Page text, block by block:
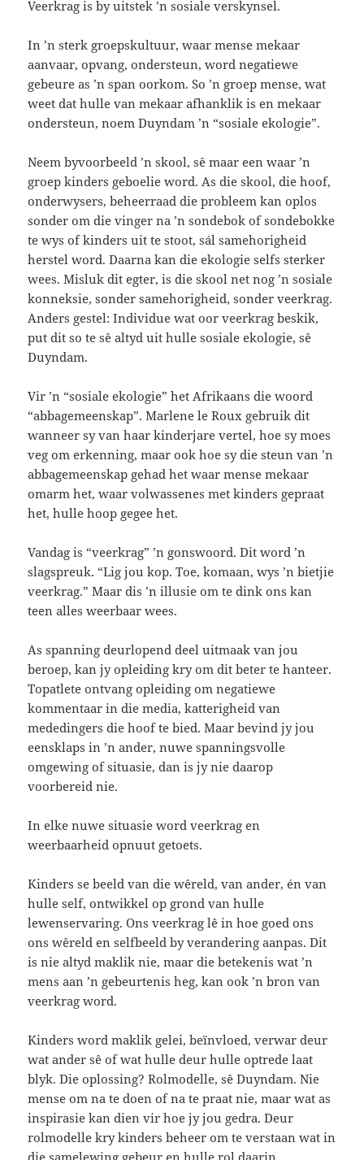
Veerkrag is by uitstek ’n sosiale verskynsel.
In ’n sterk groepskultuur, waar mense mekaar
aanvaar, opvang, ondersteun, word negatiewe
gebeure as ’n span oorkom. So ’n groep mense, wat
weet dat hulle van mekaar afhanklik is en mekaar
ondersteun, noem Duyndam ’n “sosiale ekologie”.
Neem byvoorbeeld ’n skool, sê maar een waar ’n
groep kinders geboelie word. As die skool, die hoof,
onderwysers, beheerraad die probleem kan oplos
sonder om die vinger na ’n sondebok of sondebokke
te wys of kinders uit te stoot, sál samehorigheid
herstel word. Daarna kan die ekologie selfs sterker
wees. Misluk dit egter, is die skool net nog ’n sosiale
konneksie, sonder samehorigheid, sonder veerkrag.
Anders gestel: Individue wat oor veerkrag beskik,
put dit so te sê altyd uit hulle sosiale ekologie, sê
Duyndam.
Vir ’n “sosiale ekologie” het Afrikaans die woord
“abbagemeenskap”. Marlene le Roux gebruik dit
wanneer sy van haar kinderjare vertel, hoe sy moes
veg om erkenning, maar ook hoe sy die steun van ’n
abbagemeenskap gehad het waar mense mekaar
omarm het, waar volwassenes met kinders gepraat
het, hulle hoop gegee het.
Vandag is “veerkrag” ’n gonswoord. Dit word ’n
slagspreuk. “Lig jou kop. Toe, komaan, wys ’n bietjie
veerkrag.” Maar dis ’n illusie om te dink ons kan
teen alles weerbaar wees.
As spanning deurlopend deel uitmaak van jou
beroep, kan jy opleiding kry om dit beter te hanteer.
Topatlete ontvang opleiding om negatiewe
kommentaar in die media, katterigheid van
mededingers die hoof te bied. Maar bevind jy jou
eensklaps in ’n ander, nuwe spanningsvolle
omgewing of situasie, dan is jy nie daarop
voorbereid nie.
In elke nuwe situasie word veerkrag en
weerbaarheid opnuut getoets.
Kinders se beeld van die wêreld, van ander, én van
hulle self, ontwikkel op grond van hulle
lewenservaring. Ons veerkrag lê in hoe goed ons
ons wêreld en selfbeeld by verandering aanpas. Dit
is nie altyd maklik nie, maar die betekenis wat ’n
mens aan ’n gebeurtenis heg, kan ook ’n bron van
veerkrag word.
Kinders word maklik gelei, beïnvloed, verwar deur
wat ander sê of wat hulle deur hulle optrede laat
blyk. Die oplossing? Rolmodelle, sê Duyndam. Nie
mense om na te doen of na te praat nie, maar wat as
inspirasie kan dien vir hoe jy jou gedra. Deur
rolmodelle kry kinders beheer om te verstaan wat in
die samelewing gebeur en hulle rol daarin.